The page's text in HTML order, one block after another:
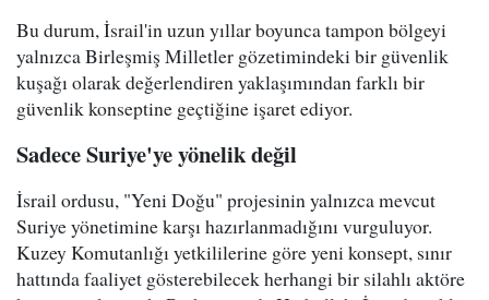
Bu durum, İsrail'in uzun yıllar boyunca tampon bölgeyi
yalnızca Birleşmiş Milletler gözetimindeki bir güvenlik
kuşağı olarak değerlendiren yaklaşımından farklı bir
güvenlik konseptine geçtiğine işaret ediyor.
Sadece Suriye'ye yönelik değil
İsrail ordusu, "Yeni Doğu" projesinin yalnızca mevcut
Suriye yönetimine karşı hazırlanmadığını vurguluyor.
Kuzey Komutanlığı yetkililerine göre yeni konsept, sınır
hattında faaliyet gösterebilecek herhangi bir silahlı aktöre